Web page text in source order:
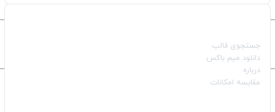
جستجوی قالب
دانلود میم باکس
درباره
مقایسه امکانات